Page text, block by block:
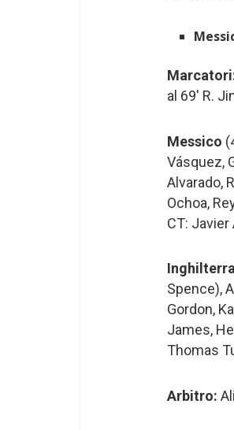
al 69′ R.
Messico
Vásquez,
Alvarado,
Ochoa,
CT: Javier
Spence),
Gordon,
James,
Thomas
Arbitro: